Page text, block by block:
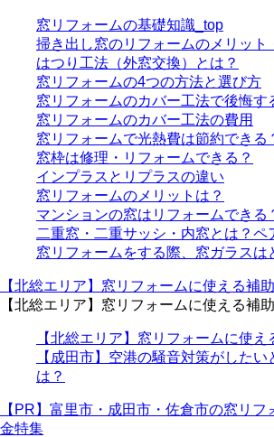
窓リフォームの基礎知識_top
掃き出し窓のリフォームのメリット
はつり工法（外窓交換）とは？
窓リフォームの4つの方法と選び方
窓リフォームのカバー工法で後悔す
窓リフォームのカバー工法の費用
窓リフォームで光熱費は節約できる
窓枠は修理・リフォームできる？
インプラスとリプラスの違い
窓リフォームのメリットは？
マンションの窓はリフォームできる
二重窓・二重サッシ・内窓とは？ペ
窓リフォームをする際、窓ガラスは
【北総エリア】窓リフォームに使える補
【北総エリア】窓リフォームに使える補
【北総エリア】窓リフォームに使
【成田市】空港の騒音対策がした
は？
【PR】富里市・成田市・佐倉市の窓リフ
金特集